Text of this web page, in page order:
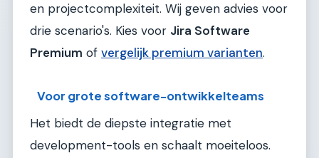
en projectcomplexiteit. Wij geven advies voor
drie scenario's. Kies voor Jira Software
Premium of vergelijk premium varianten.
Voor grote software-ontwikkelteams
Het biedt de diepste integratie met
development-tools en schaalt moeiteloos.